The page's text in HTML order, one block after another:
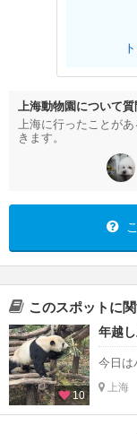
上海動物園について質
上海に行ったことが
きます。
このスポットに
10
年越
今日は
上海